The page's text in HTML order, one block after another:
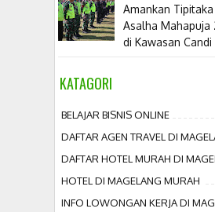
Amankan
Asalha
di Kawasan
KATAGORI
BELAJAR BISNIS ONLINE
DAFTAR AGEN TRAVEL DI
DAFTAR HOTEL MURAH DI
HOTEL DI MAGELANG MURAH
INFO LOWONGAN KERJA DI